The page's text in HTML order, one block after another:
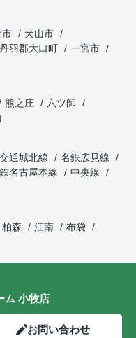
市
犬山市
丹羽郡大口町
一宮市
熊之庄
六ツ師
通城北線
名鉄広見線
名古屋本線
中央線
柏森 江南
布袋
ム 小牧店
お問い合わせ